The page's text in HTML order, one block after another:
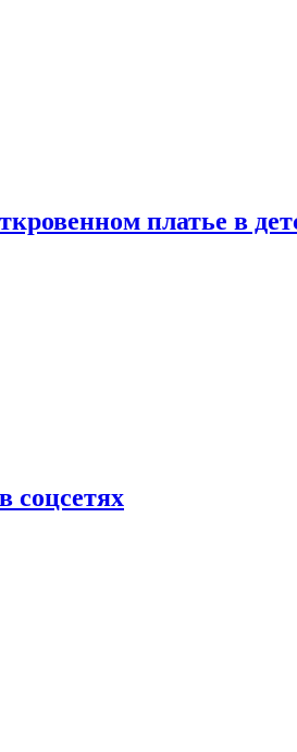
платье в
соцсетях